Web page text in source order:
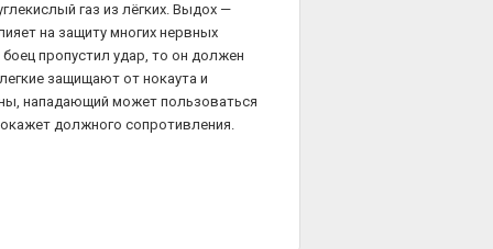
газ из лёгких. Выдох —
на защиту многих нервных
пропустил удар, то он должен
защищают от нокаута и
нападающий может пользоваться
должного сопротивления.